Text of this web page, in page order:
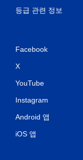
등급 관련 정보
Facebook
X
YouTube
Instagram
Android 앱
iOS 앱